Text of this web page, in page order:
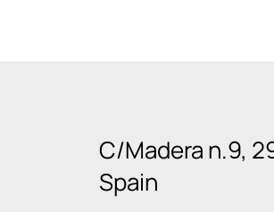
C/Madera n.9,
Spain